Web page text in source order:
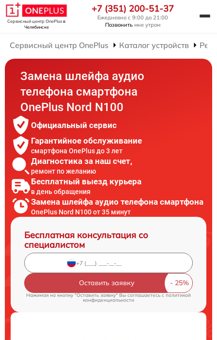
Сервисный центр OnePlusв
Челябинске
+7 (351) 200-51-37
Ежедневно с 9:00 до 21:00
Позвонить мне утром
Сервисный центр OnePlus Каталог устройств
Замена шлейфа аудио
телефона смартфона
OnePlus Nord N100
Официальный сервис
Гарантийное обслуживание
смартфона OnePlus до 3 лет
Диагностика за наш счет,
ремонт по желанию
Бесплатный выезд курьера
в день обращения
Замена шлейфа аудио телефона смартфона
OnePlus Nord N100 от 35 минут
Бесплатная консультация со
специалистом
Оставить заявку
Нажимая на кнопку "Оставить заявку" Вы соглашаетесь c политикой
конфиденциальности